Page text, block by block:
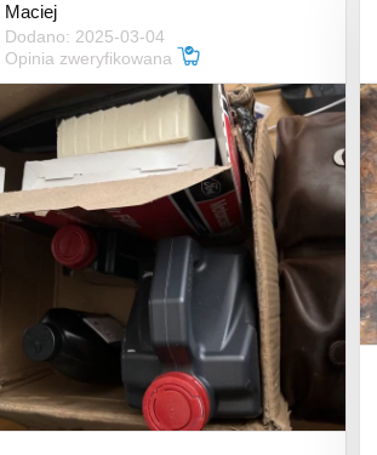
Maciej
Dodano: 2025-03-04
Opinia zweryfikowana